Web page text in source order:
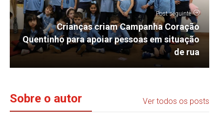
Post seguinte
Crianças criam Campanha Coração
Quentinho para apoiar pessoas em situação
de rua
Sobre o autor Ver todos os posts